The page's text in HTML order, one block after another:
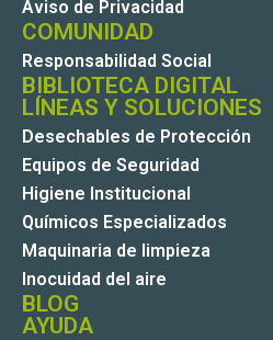
Aviso de Privacidad
COMUNIDAD
Responsabilidad Social
BIBLIOTECA DIGITAL
LÍNEAS Y SOLUCIONES
Desechables de Protección
Equipos de Seguridad
Higiene Institucional
Químicos Especializados
Maquinaria de limpieza
Inocuidad del aire
BLOG
AYUDA